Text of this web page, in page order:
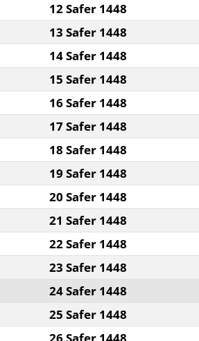
12 Safer 1448
13 Safer 1448
14 Safer 1448
15 Safer 1448
16 Safer 1448
17 Safer 1448
18 Safer 1448
19 Safer 1448
20 Safer 1448
21 Safer 1448
22 Safer 1448
23 Safer 1448
24 Safer 1448
25 Safer 1448